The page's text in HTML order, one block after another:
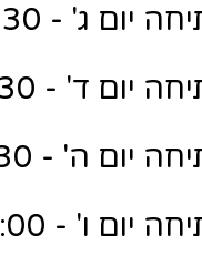
ג' - 9:30-21:30
ד' - 9:30-21:30
ה' - 9:30-21:30
ו' - 9:30-15:00